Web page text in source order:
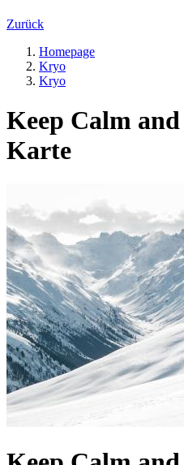
Zurück
Homepage
Kryo
Kryo
Keep Calm
Karte